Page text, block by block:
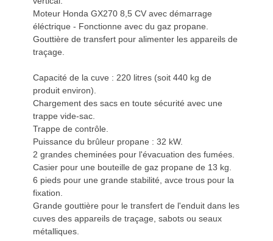
Moteur Honda GX270 8,5 CV avec démarrage
éléctrique - Fonctionne avec du gaz propane.
Gouttière de transfert pour alimenter les appareils de
traçage.
Capacité de la cuve : 220 litres (soit 440 kg de
produit environ).
Chargement des sacs en toute sécurité avec une
trappe vide-sac.
Trappe de contrôle.
Puissance du brûleur propane : 32 kW.
2 grandes cheminées pour l'évacuation des fumées.
Casier pour une bouteille de gaz propane de 13 kg.
6 pieds pour une grande stabilité, avce trous pour la
fixation.
Grande gouttière pour le transfert de l'enduit dans les
cuves des appareils de traçage, sabots ou seaux
métalliques.